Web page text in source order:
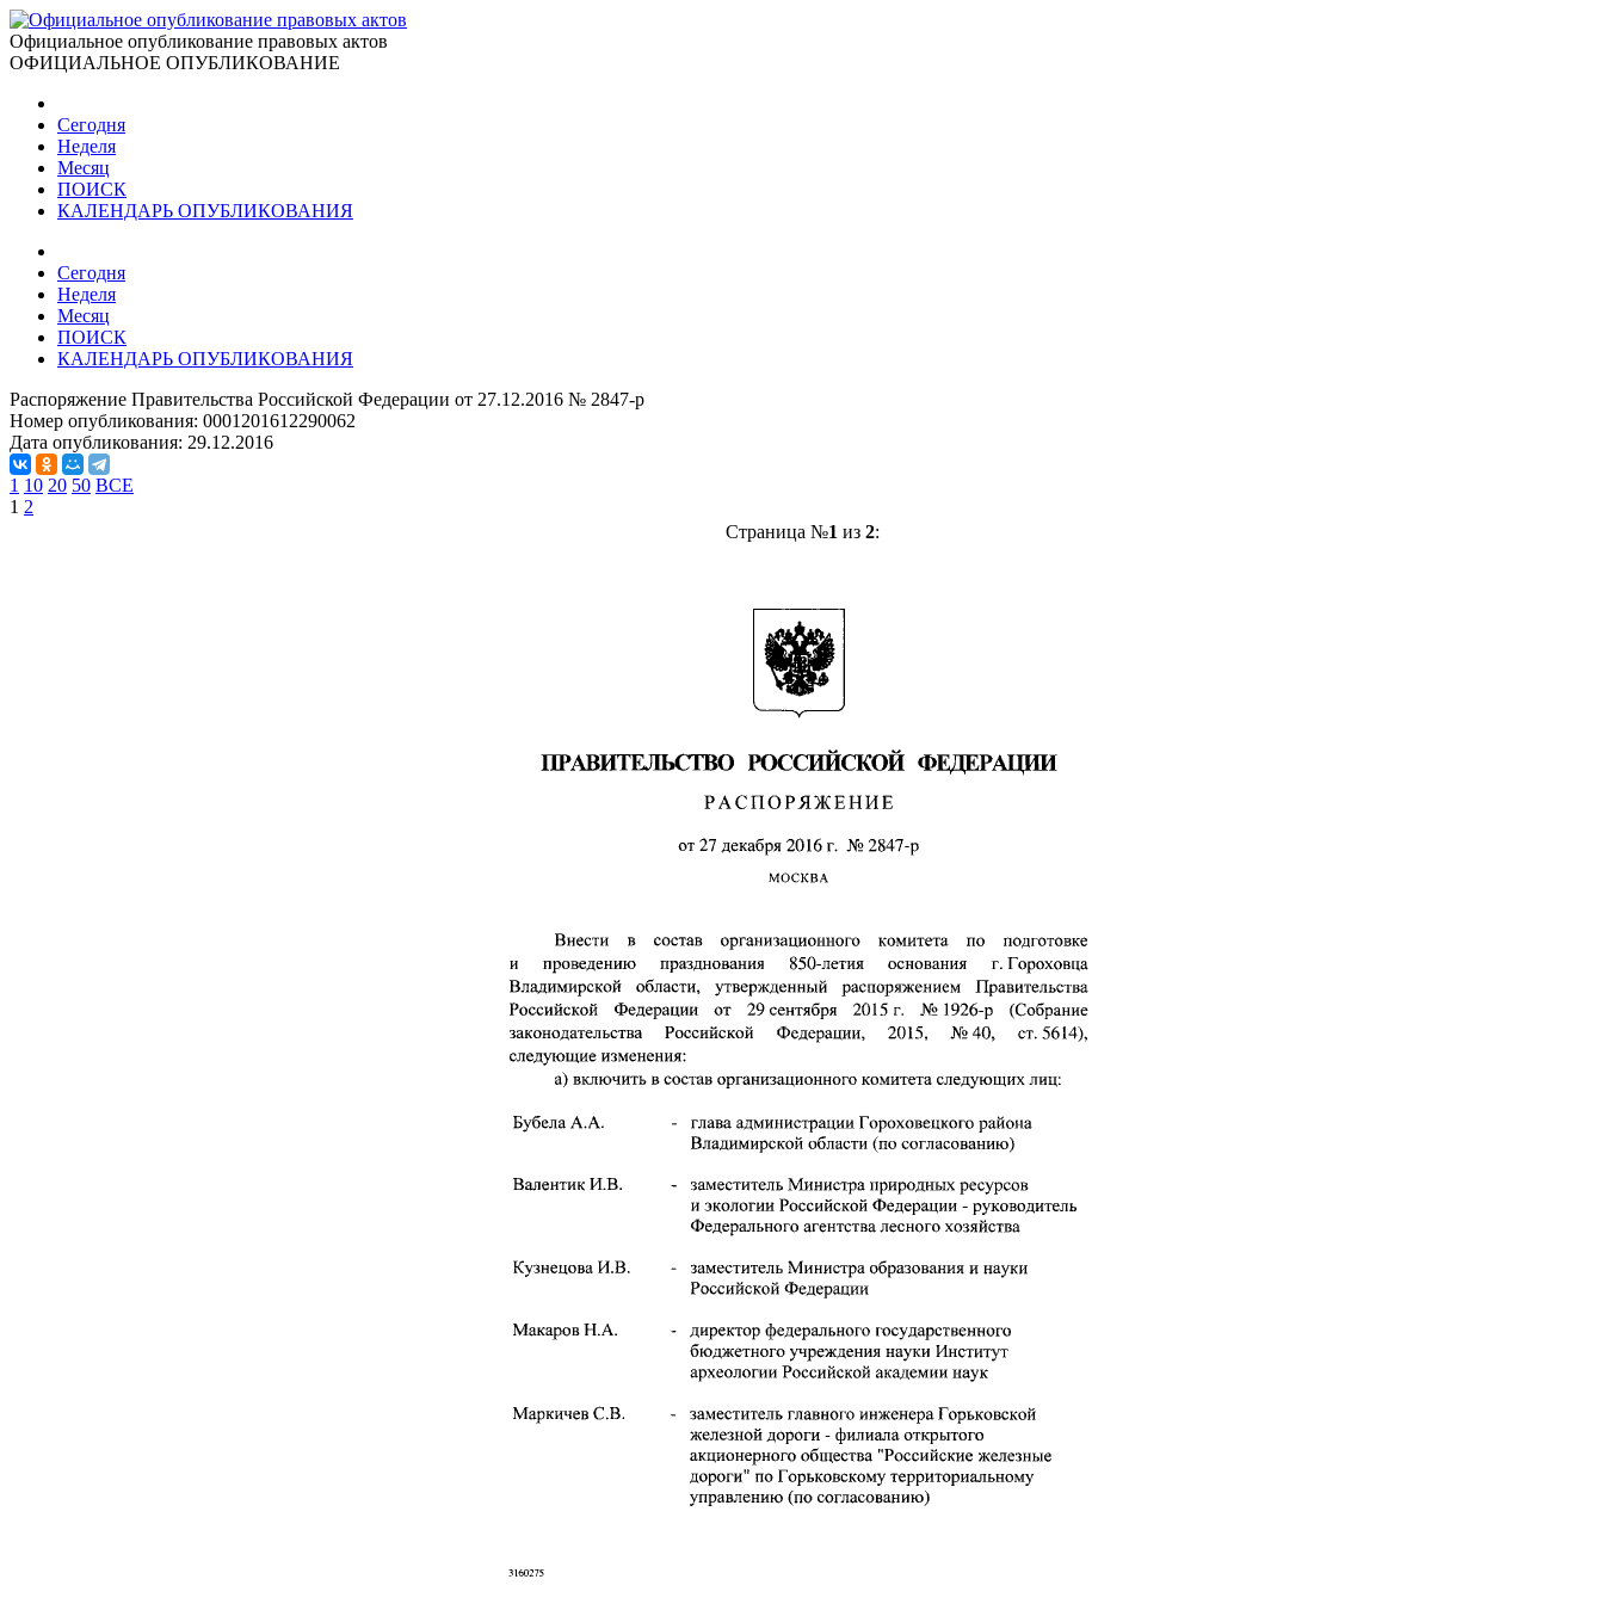
Официальное опубликование правовых актов
ОФИЦИАЛЬНОЕ ОПУБЛИКОВАНИЕ
Сегодня
Неделя
Месяц
ПОИСК
КАЛЕНДАРЬ ОПУБЛИКОВАНИЯ
Сегодня
Неделя
Месяц
ПОИСК
КАЛЕНДАРЬ ОПУБЛИКОВАНИЯ
Распоряжение Правительства Российской Федерации от 27.12.2016 № 2847-р
Номер опубликования: 0001201612290062
Дата опубликования: 29.12.2016
1 10 20 50 ВСЕ
1 2
Страница №1 из 2: